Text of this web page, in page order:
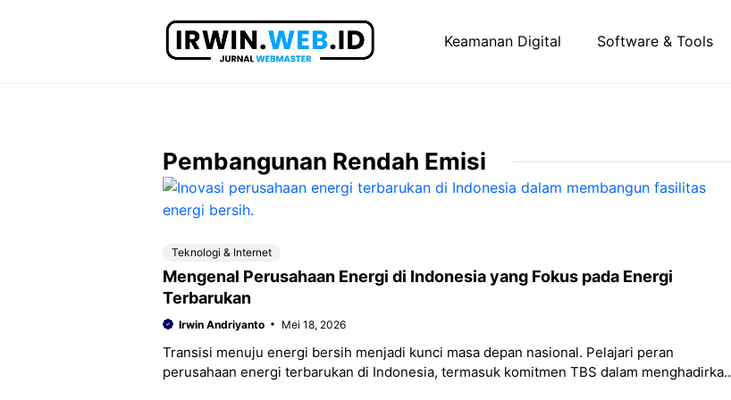
Keamanan Digital Software & Tools
Pembangunan Rendah Emisi
Teknologi & Internet
Mengenal Perusahaan Energi di Indonesia yang Fokus pada Energi
Terbarukan
Irwin Andriyanto Mei 18, 2026
Transisi menuju energi bersih menjadi kunci masa depan nasional. Pelajari peran
perusahaan energi terbarukan di Indonesia, termasuk komitmen TBS dalam menghadirkan